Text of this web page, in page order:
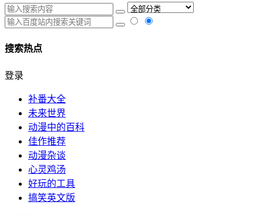
搜索热点
登录
补番大全
未来世界
动漫中的百科
佳作推荐
动漫杂谈
心灵鸡汤
好玩的工具
搞笑英文版